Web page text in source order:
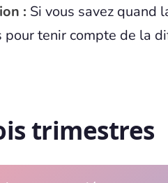
: Si vous savez quand
pour tenir compte de la
trimestres